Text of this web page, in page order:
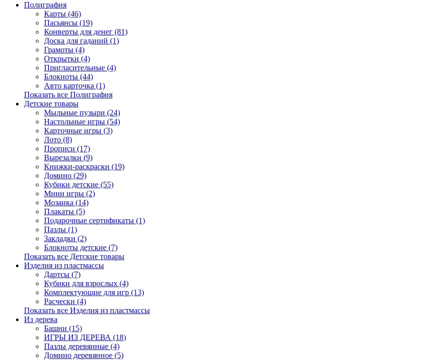
Полиграфия
Карты (46)
Пасьянсы (19)
Конверты для денег (81)
Доска для гаданий (1)
Грамоты (4)
Открытки (4)
Пригласительные (4)
Блокноты (44)
Авто карточка (1)
Показать все Полиграфия
Детские товары
Мыльные пузыри (24)
Настольные игры (54)
Карточные игры (3)
Лото (8)
Прописи (17)
Вырезалки (9)
Книжки-раскраски (19)
Домино (29)
Кубики детские (55)
Мини игры (2)
Мозаика (14)
Плакаты (5)
Подарочные сертификаты (1)
Пазлы (1)
Закладки (2)
Блокноты детские (7)
Показать все Детские товары
Изделия из пластмассы
Дартсы (7)
Кубики для взрослых (4)
Комплектующие для игр (13)
Расчески (4)
Показать все Изделия из пластмассы
Из дерева
Башни (15)
ИГРЫ ИЗ ДЕРЕВА (18)
Пазлы деревянные (4)
Домино деревянное (5)